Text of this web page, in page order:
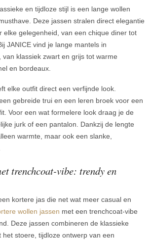
en tijdloze stijl is een lange wollen
Deze jassen stralen direct elegantie
elke gelegenheid, van een chique diner tot
JANICE vind je lange mantels in
klassiek zwart en grijs tot warme
en bordeaux.
elke outfit direct een verfijnde look.
gebreide trui en een leren broek voor een
Voor een wat formelere look draag je de
jurk of een pantalon. Dankzij de lengte
warmte, maar ook een slanke,
trenchcoat-vibe: trendy en
kortere jas die net wat meer casual en
wollen jassen met een trenchcoat-vibe
Deze jassen combineren de klassieke
het stoere, tijdloze ontwerp van een